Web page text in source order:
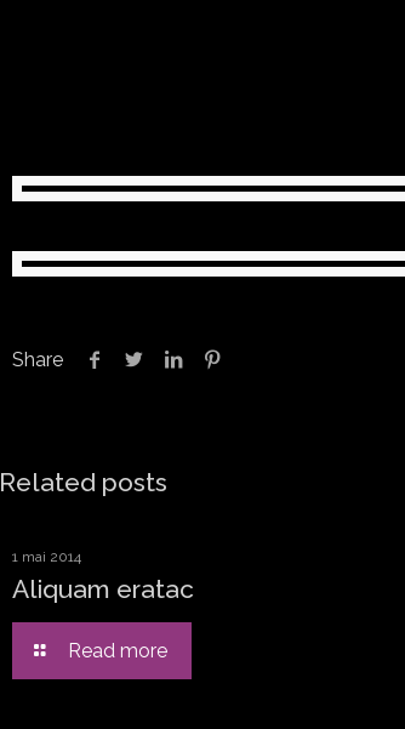
Share
Related posts
1 mai 2014
Aliquam eratac
Read more